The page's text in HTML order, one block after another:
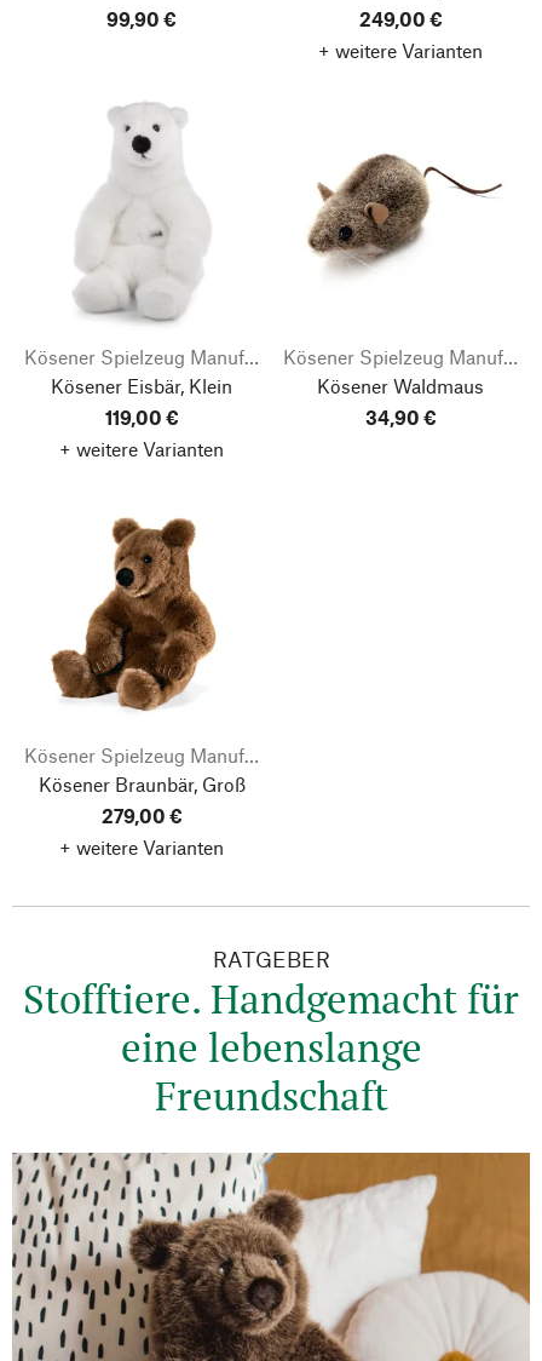
99,90 €
249,00 €
+ weitere Varianten
Kösener Spielzeug Manufaktur
Kösener Eisbär, Klein
119,00 €
+ weitere Varianten
Kösener Spielzeug Manufaktur
Kösener Waldmaus
34,90 €
Kösener Spielzeug Manufaktur
Kösener Braunbär, Groß
279,00 €
+ weitere Varianten
RATGEBER
Stofftiere. Handgemacht für
eine lebenslange
Freundschaft